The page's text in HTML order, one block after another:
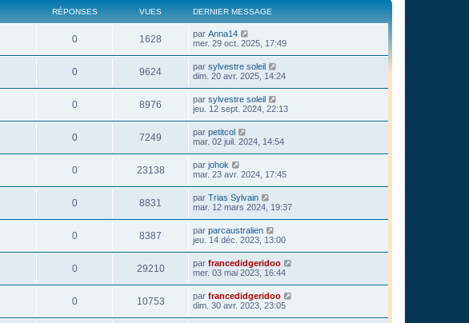
RÉPONSES VUES DERNIER MESSAGE
0 1628 par Anna14
mer. 29 oct. 2025, 17:49
0 9624 par sylvestre soleil
dim. 20 avr. 2025, 14:24
0 8976 par sylvestre soleil
jeu. 12 sept. 2024, 22:13
0 7249 par petitcol
mar. 02 juil. 2024, 14:54
0 23138 par johok
mar. 23 avr. 2024, 17:45
0 8831 par Trias Sylvain
mar. 12 mars 2024, 19:37
0 8387 par parcaustralien
jeu. 14 déc. 2023, 13:00
0 29210 par francedidgeridoo
mer. 03 mai 2023, 16:44
0 10753 par francedidgeridoo
dim. 30 avr. 2023, 23:05